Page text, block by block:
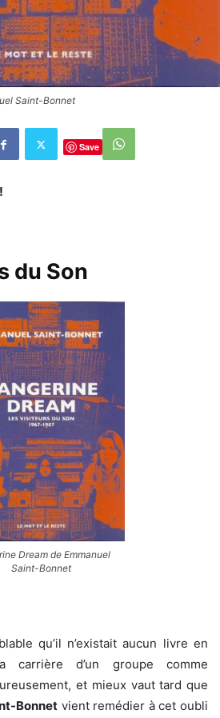
Saint-Bonnet
Save
du Son
Dream de Emmanuel
Saint-Bonnet
qu’il n’existait aucun livre en
carrière d’un groupe comme
et mieux vaut tard que
Bonnet vient remédier à cet oubli